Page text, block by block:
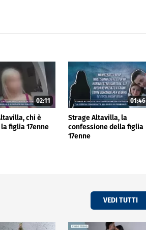
02:11
chi è
figlia 17enne
01:46
Strage Altavilla, la
confessione della figlia
17enne
VEDI TUTTI